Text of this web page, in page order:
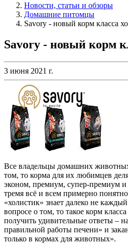
Новости, статьи и обзоры
Домашние питомцы
Savory - новый корм класса
Savory - новый корм
3 июня 2021 г.
Все владельцы домашних
том, то корма для их любимцев
эконом, премиум, супер-премиум
тремя всё и всем примерно
«холистик» знает далеко не
вопросе о том, то такое корм
получить удивительные ответы –
правильной работы печени» и
только в кормах для животных».